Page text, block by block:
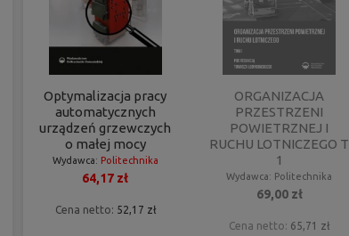
Optymalizacja pracy
automatycznych
urządzeń grzewczych
o małej mocy
Wydawca: Politechnika
Poznańska
64,17 zł
Cena netto: 52,17 zł
ORGANIZACJA
PRZESTRZENI
POWIETRZNEJ I
RUCHU LOTNICZEGO T
1
Wydawca: Politechnika
Poznańska
69,00 zł
Cena netto: 65,71 zł